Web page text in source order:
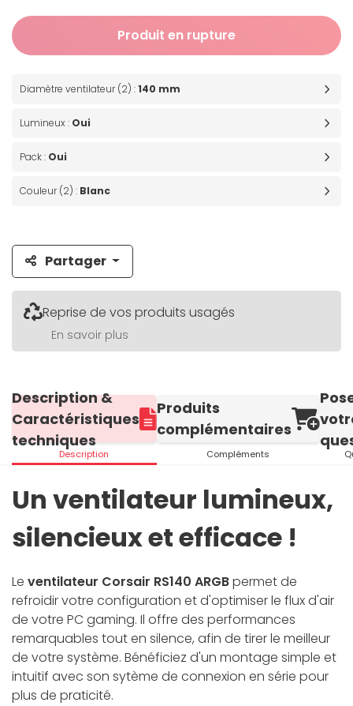
Produit en rupture
Diamètre ventilateur (2) :140 mm
Lumineux : Oui
Pack : Oui
Couleur (2) : Blanc
Partager
Reprise de vos produits usagés
En savoir plus
Description &
Caractéristiques
techniques
Description
Produits
complémentaires
Compléments
Un ventilateur lumineux,
silencieux et efficace !
Le ventilateur Corsair RS140 ARGBpermet de
refroidir votre configuration et d'optimiser le flux d'air
de votre PC gaming. Il offre des performances
remarquables tout en silence, afin de tirer le meilleur
de votre système. Bénéficiez d'un montage simple et
intuitif avec son sytème de connexion en série pour
plus de praticité.